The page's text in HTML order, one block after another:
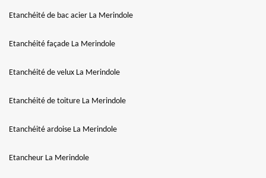
Etanchéité de bac acier La Merindole
Etanchéité façade La Merindole
Etanchéité de velux La Merindole
Etanchéité de toiture La Merindole
Etanchéité ardoise La Merindole
Etancheur La Merindole